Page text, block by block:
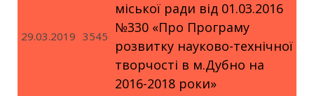
29.03.2019 3545
міської ради від 01.03.2016
№330 «Про Програму
розвитку науково-технічної
творчості в м.Дубно на
2016-2018 роки»